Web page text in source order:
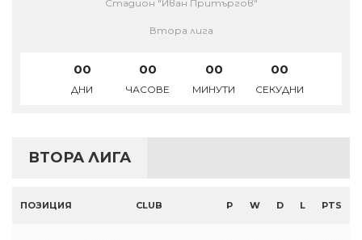
Стадион "Иван Притъргов"
Втора лига
00
ДНИ
00
ЧАСОВЕ
00
МИНУТИ
00
СЕКУДНИ
ВТОРА ЛИГА
ПОЗИЦИЯ CLUB P W D L PTS